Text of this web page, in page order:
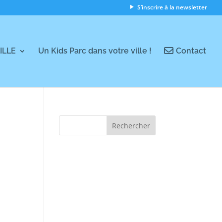
S’inscrire à la newsletter
Un Kids Parc dans votre ville ! Contact